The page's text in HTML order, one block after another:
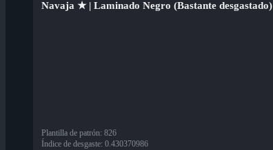
Navaja ★ | Laminado Negro (Bastante desgastado)
Plantilla de patrón: 826
Índice de desgaste: 0.430370986